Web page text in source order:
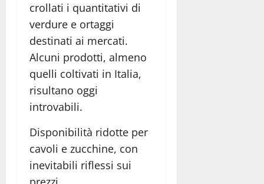
crollati i quantitativi di
verdure e ortaggi
destinati ai mercati.
Alcuni prodotti, almeno
quelli coltivati in Italia,
risultano oggi
introvabili.
Disponibilità ridotte per
cavoli e zucchine, con
inevitabili riflessi sui